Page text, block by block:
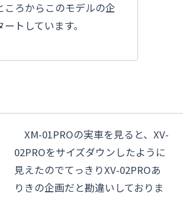
ころからこのモデルの企
トしています。
XM-01PROの実車を見ると、XV-
02PROをサイズダウンしたように
見えたのでてっきりXV-02PROあ
りきの企画だと勘違いしておりま